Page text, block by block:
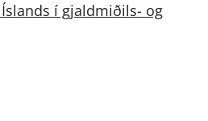
í gjaldmiðils- og